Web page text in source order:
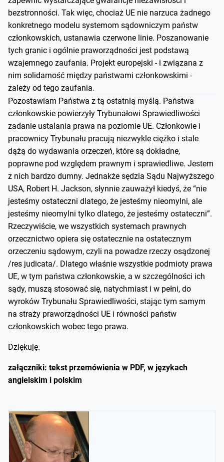
bezstronności. Tak więc, chociaż UE nie narzuca żadnego
konkretnego modelu systemom sądowniczym państw
członkowskich, ustanawia czerwone linie. Poszanowanie
tych granic i ogólnie praworządności jest podstawą
wzajemnego zaufania. Projekt europejski - i związana z
nim solidarność między państwami członkowskimi -
zależy od tego zaufania.
Pozostawiam Państwa z tą ostatnią myślą. Państwa
członkowskie powierzyły Trybunałowi Sprawiedliwości
zadanie ustalania prawa na poziomie UE. Członkowie i
pracownicy Trybunału pracują niezwykle ciężko i stale
dążą do wydawania orzeczeń, które są dokładne,
poprawne pod względem prawnym i sprawiedliwe. Jestem
z nich bardzo dumny. Jednakże sędzia Sądu Najwyższego
USA, Robert H. Jackson, słynnie zauważył kiedyś, że “nie
jesteśmy ostateczni dlatego, że jesteśmy nieomylni, ale
jesteśmy nieomylni tylko dlatego, że jesteśmy ostateczni”.
Rzeczywiście, we wszystkich systemach prawnych
orzecznictwo opiera się ostatecznie na ostatecznym
orzeczeniu sądowym, czyli na powadze rzeczy osądzonej
/res judicata/. Dlatego właśnie wszystkie podmioty prawa
UE, w tym państwa członkowskie, a w szczególności ich
sądy, muszą stosować się, natychmiast i w pełni, do
wyroków Trybunału Sprawiedliwości, stając tym samym
na straży praworządności UE i równości państw
członkowskich wobec tego prawa.
Dziękuję.
z ałączniki: tekst przemówienia w PDF, w językach
angielskim i polskim